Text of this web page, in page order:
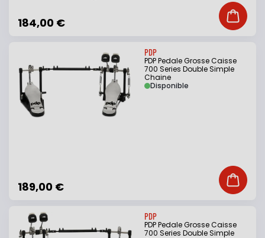
184,00 € Ajouter
PDP
PDP Pedale Grosse Caisse
700 Series Double Simple
Chaine
189,00 €
Disponible
Ajouter
PDP
PDP Pedale Grosse Caisse
700 Series Double Simple